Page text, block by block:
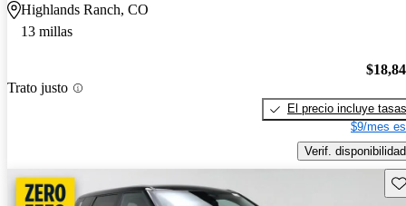
Highlands Ranch, CO
13 millas
Trato justo
El precio incluye tasas
$9/mes
Verif. disponibilidad